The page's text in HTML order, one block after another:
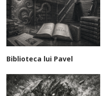
Biblioteca lui Pavel